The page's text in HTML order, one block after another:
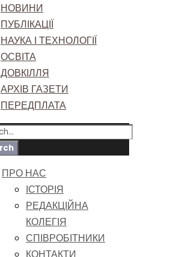
НОВИНИ
ПУБЛІКАЦІЇ
НАУКА І ТЕХНОЛОГІЇ
ОСВІТА
ДОВКІЛЛЯ
АРХІВ ГАЗЕТИ
ПЕРЕДПЛАТА
ПРО НАС
ІСТОРІЯ
РЕДАКЦІЙНА
КОЛЕГІЯ
СПІВРОБІТНИКИ